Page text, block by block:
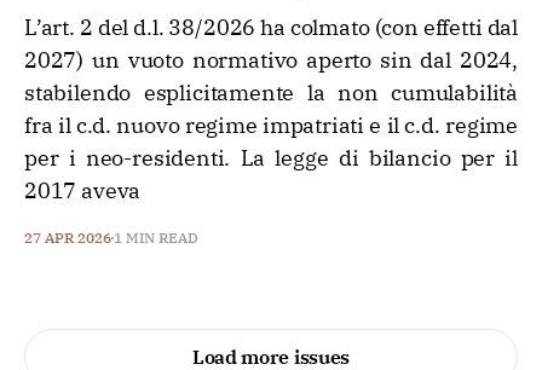
L’art. 2 del d.l. 38/2026 ha colmato (con effetti dal
2027) un vuoto normativo aperto sin dal 2024,
stabilendo esplicitamente la non cumulabilità
fra il c.d. nuovo regime impatriati e il c.d. regime
per i neo-residenti. La legge di bilancio per il
2017 aveva
27 APR 2026 1 MIN READ
Load more issues